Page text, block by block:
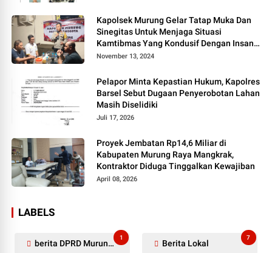
Kapolsek Murung Gelar Tatap Muka Dan
Sinegitas Untuk Menjaga Situasi
Kamtibmas Yang Kondusif Dengan Insan
Pers
November 13, 2024
Pelapor Minta Kepastian Hukum, Kapolres
Barsel Sebut Dugaan Penyerobotan Lahan
Masih Diselidiki
Juli 17, 2026
Proyek Jembatan Rp14,6 Miliar di
Kabupaten Murung Raya Mangkrak,
Kontraktor Diduga Tinggalkan Kewajiban
April 08, 2026
LABELS
berita DPRD Murung Raya
1
Berita Lokal
7